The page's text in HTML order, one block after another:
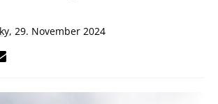
, 29. November 2024